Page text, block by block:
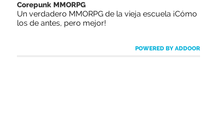
Corepunk MMORPG
Un verdadero MMORPG de la vieja escuela ¡Cómo
los de antes, pero mejor!
POWERED BY ADDOOR